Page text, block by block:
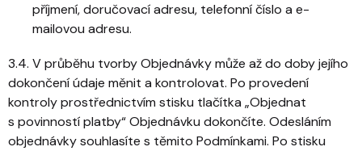
příjmení, doručovací adresu, telefonní číslo a e-
mailovou adresu.
3.4. V průběhu tvorby Objednávky může až do doby jejího
dokončení údaje měnit a kontrolovat. Po provedení
kontroly prostřednictvím stisku tlačítka „Objednat
s povinností platby“ Objednávku dokončíte. Odesláním
objednávky souhlasíte s těmito Podmínkami. Po stisku